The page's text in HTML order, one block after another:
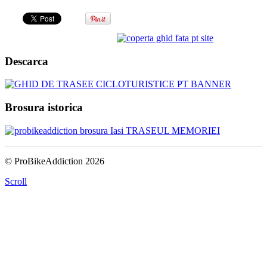
Descarca
Brosura istorica
© ProBikeAddiction 2026
Scroll